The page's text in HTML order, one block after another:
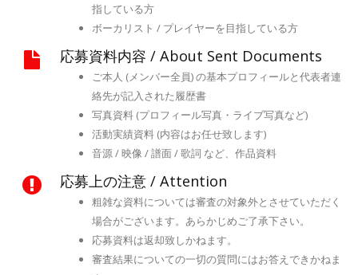
指している方
ボーカリスト / プレイヤーを目指している方
応募資料内容 / About Sent Documents
ご本人 (メンバー全員) の基本プロフィールと代表者連
絡先が記入された履歴書
写真資料 (プロフィール写真・ライブ写真など)
活動実績資料 (内容はお任せ致します)
音源 / 映像 / 譜面 / 歌詞 など、作品資料
応募上の注意 / Attention
粗雑な資料については審査の対象外とさせていただく
場合がございます。あらかじめご了承下さい。
応募資料は返却致しかねます。
審査結果についての一切の質問にはお答えできかねま